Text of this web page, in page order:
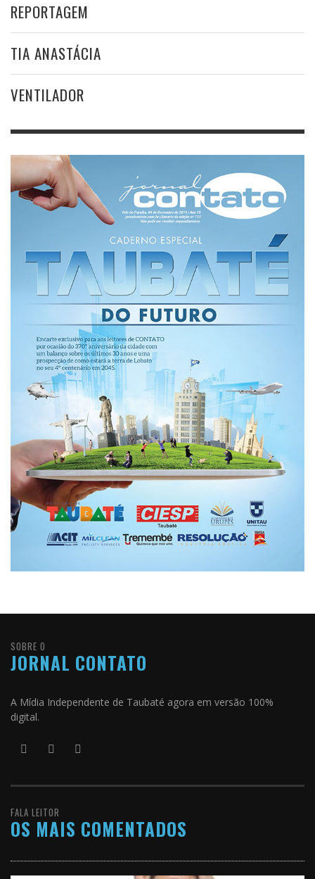
REPORTAGEM
TIA ANASTÁCIA
VENTILADOR
SOBRE O
JORNAL CONTATO
A Mídia Independente de Taubaté agora em versão 100%
digital.
FALA LEITOR
OS MAIS COMENTADOS